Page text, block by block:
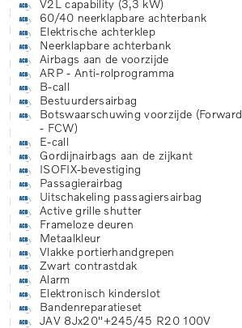
V2L capability (3,3 kW)
60/40 neerklapbare achterbank
Elektrische achterklep
Neerklapbare achterbank
Airbags aan de voorzijde
ARP - Anti-rolprogramma
B-call
Bestuurdersairbag
Botswaarschuwing voorzijde
- FCW)
E-call
Gordijnairbags aan de zijkant
ISOFIX-bevestiging
Passagierairbag
Uitschakeling passagiersairbag
Active grille shutter
Frameloze deuren
Metaalkleur
Vlakke portierhandgrepen
Zwart contrastdak
Alarm
Elektronisch kinderslot
Bandenreparatieset
JAV 8Jx20''+245/45 R20 100V